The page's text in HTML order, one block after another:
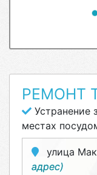
РЕМОНТ
Устранение
местах
улица
адрес)